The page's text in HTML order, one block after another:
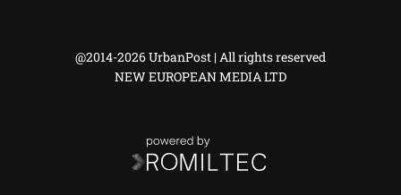
@2014-2026 UrbanPost | All rights reserved
NEW EUROPEAN MEDIA LTD